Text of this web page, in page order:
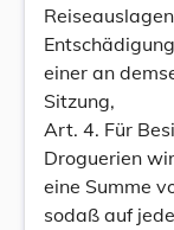
einer an
Sitzung,
Art. 4. Für
Droguerien
eine Summe
sodaß auf